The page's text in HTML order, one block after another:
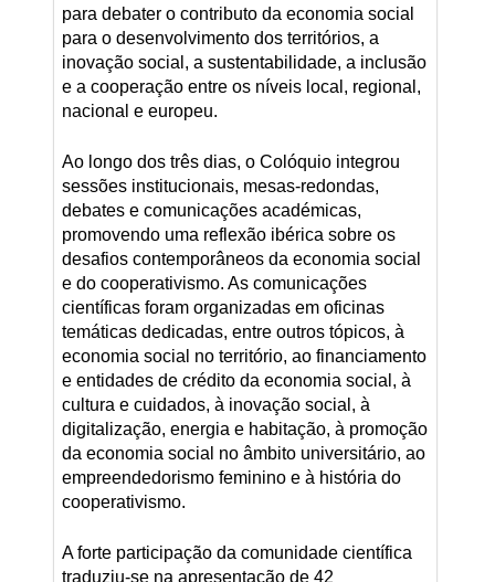
para debater o contributo da economia social
para o desenvolvimento dos territórios, a
inovação social, a sustentabilidade, a inclusão
e a cooperação entre os níveis local, regional,
nacional e europeu.
Ao longo dos três dias, o Colóquio integrou
sessões institucionais, mesas-redondas,
debates e comunicações académicas,
promovendo uma reflexão ibérica sobre os
desafios contemporâneos da economia social
e do cooperativismo. As comunicações
científicas foram organizadas em oficinas
temáticas dedicadas, entre outros tópicos, à
economia social no território, ao financiamento
e entidades de crédito da economia social, à
cultura e cuidados, à inovação social, à
digitalização, energia e habitação, à promoção
da economia social no âmbito universitário, ao
empreendedorismo feminino e à história do
cooperativismo.
A forte participação da comunidade científica
traduziu-se na apresentação de 42